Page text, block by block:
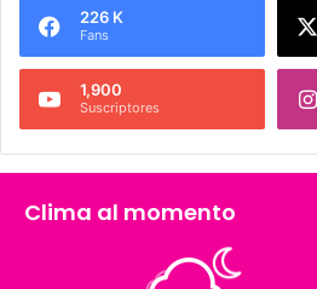
Síguenos
226 K
Fans
1,900